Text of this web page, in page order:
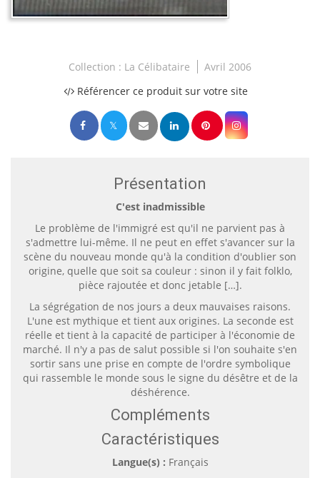
Collection : La Célibataire
Avril 2006
Référencer ce produit sur votre site
Présentation
C'est inadmissible
Le problème de l'immigré est qu'il ne parvient pas à
s'admettre lui-même. Il ne peut en effet s'avancer sur la
scène du nouveau monde qu'à la condition d'oublier son
origine, quelle que soit sa couleur : sinon il y fait folklo,
pièce rajoutée et donc jetable […].
La ségrégation de nos jours a deux mauvaises raisons.
L'une est mythique et tient aux origines. La seconde est
réelle et tient à la capacité de participer à l'économie de
marché. Il n'y a pas de salut possible si l'on souhaite s'en
sortir sans une prise en compte de l'ordre symbolique
qui rassemble le monde sous le signe du désêtre et de la
déshérence.
Compléments
Caractéristiques
Langue(s) : Français